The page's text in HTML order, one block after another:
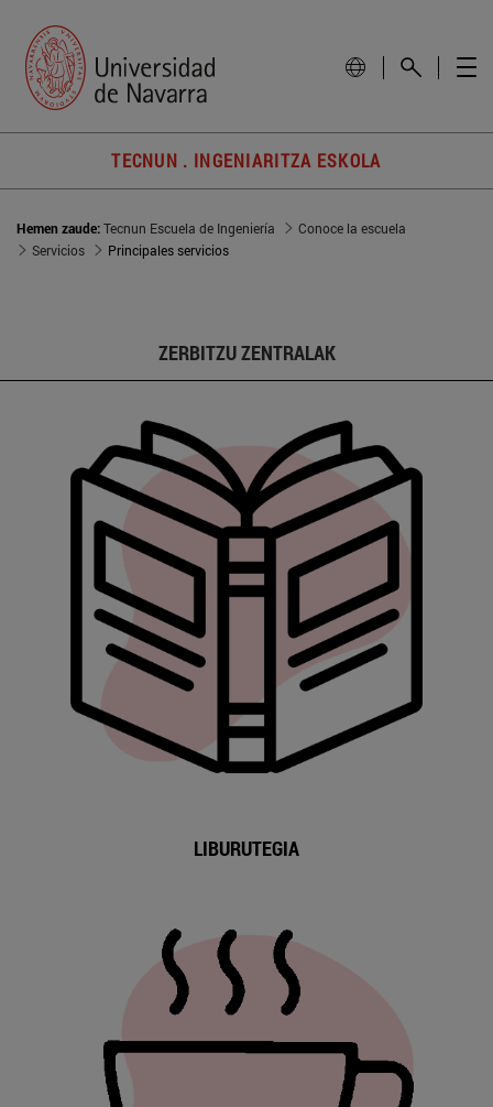
TECNUN . INGENIARITZA ESKOLA
Hemen zaude:Tecnun Escuela de Ingeniería
Conoce la escuela
Servicios
Principales servicios
ZERBITZU ZENTRALAK
LIBURUTEGIA